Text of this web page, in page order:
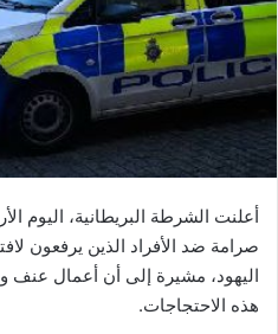
أعلنت الشرطة البريطانية، اليوم
صرامة ضد الأفراد الذين يرفعون
اليهود، مشيرة إلى أن أعمال
هذه الاحتجاجات.